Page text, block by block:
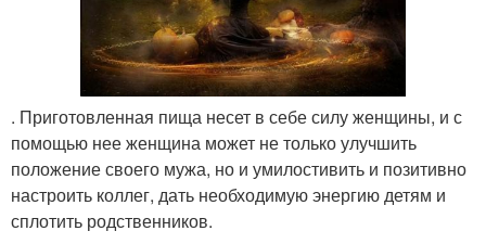
. Приготовленная пища несет в себе силу женщины, и с
помощью нее женщина может не только улучшить
положение своего мужа, но и умилостивить и позитивно
настроить коллег, дать необходимую энергию детям и
сплотить родственников.